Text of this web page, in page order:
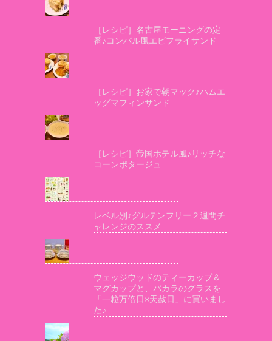
［レシピ］名古屋モーニングの定
番♪コンパル風エビフライサンド
［レシピ］お家で朝マック♪ハムエ
ッグマフィンサンド
［レシピ］帝国ホテル風♪リッチな
コーンポタージュ
レベル別♪グルテンフリー２週間チ
ャレンジのススメ
ウェッジウッドのティーカップ＆
マグカップと、バカラのグラスを
「一粒万倍日×天赦日」に買いまし
た♪